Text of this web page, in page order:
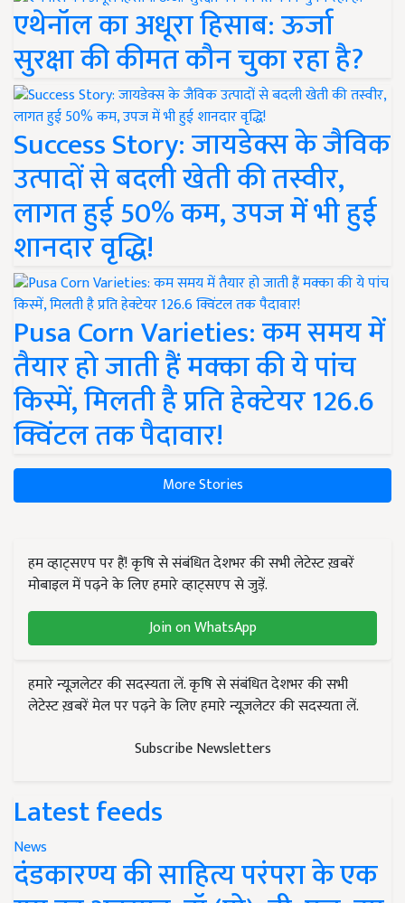
एथेनॉल का अधूरा हिसाब: ऊर्जा
सुरक्षा की कीमत कौन चुका रहा है?
Success Story: जायडेक्स के जैविक
उत्पादों से बदली खेती की तस्वीर,
लागत हुई 50% कम, उपज में भी हुई
शानदार वृद्धि!
Pusa Corn Varieties: कम समय में
तैयार हो जाती हैं मक्का की ये पांच
किस्में, मिलती है प्रति हेक्टेयर 126.6
क्विंटल तक पैदावार!
More Stories
हम व्हाट्सएप पर हैं! कृषि से संबंधित देशभर की सभी लेटेस्ट ख़बरें
मोबाइल में पढ़ने के लिए हमारे व्हाट्सएप से जुड़ें.
Join on WhatsApp
हमारे न्यूज़लेटर की सदस्यता लें. कृषि से संबंधित देशभर की सभी
लेटेस्ट ख़बरें मेल पर पढ़ने के लिए हमारे न्यूज़लेटर की सदस्यता लें.
Subscribe Newsletters
Latest feeds
News
दंडकारण्य की साहित्य परंपरा के एक